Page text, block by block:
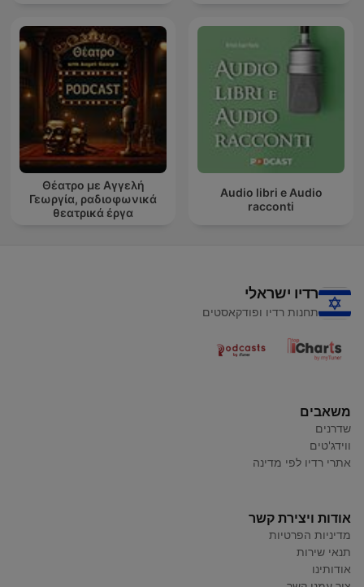
Audio libri e Audio
racconti
Θέατρο με Αγγελή
Γεωργία, ραδιοφωνικά
θεατρικά έργα
רדיו ישראלי
תחנות רדיו ופודקאסטים
משאבים
שדרנים
ווידג'טים
אתרי רדיו לפי מדינה
אודות ויצירת קשר
מדיניות הפרטיות
תנאי שירות
אודותינו